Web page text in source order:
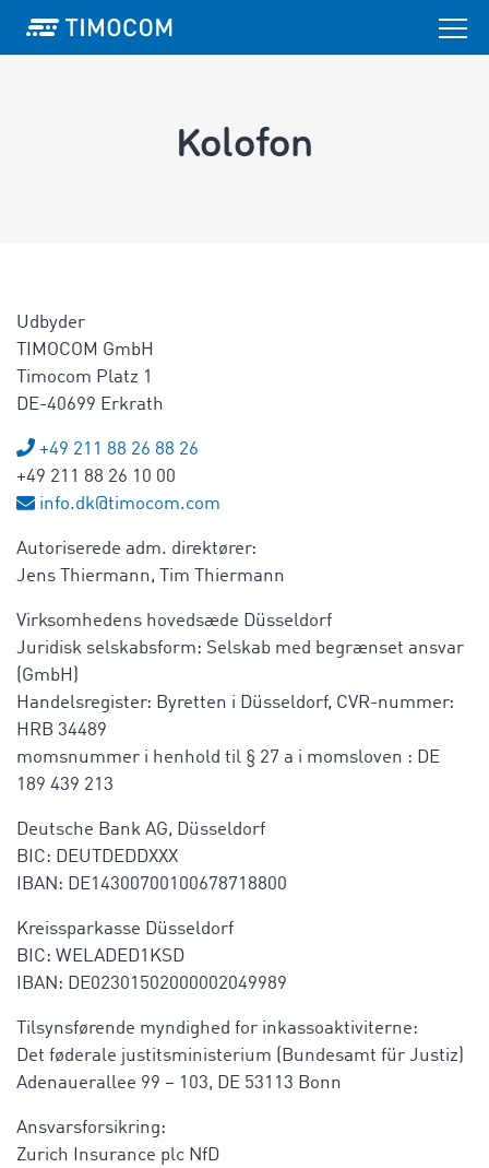
Kolofon
Udbyder
TIMOCOM GmbH
Timocom Platz 1
DE-40699 Erkrath
+49 211 88 26 88 26
+49 211 88 26 10 00
info.dk@timocom.com
Autoriserede adm. direktører:
Jens Thiermann, Tim Thiermann
Virksomhedens hovedsæde Düsseldorf
Juridisk selskabsform: Selskab med begrænset ansvar
(GmbH)
Handelsregister: Byretten i Düsseldorf, CVR-nummer:
HRB 34489
momsnummer i henhold til § 27 a i momsloven : DE
189 439 213
Deutsche Bank AG, Düsseldorf
BIC: DEUTDEDDXXX
IBAN: DE14300700100678718800
Kreissparkasse Düsseldorf
BIC: WELADED1KSD
IBAN: DE02301502000002049989
Tilsynsførende myndighed for inkassoaktiviterne:
Det føderale justitsministerium (Bundesamt für Justiz)
Adenauerallee 99 – 103, DE 53113 Bonn
Ansvarsforsikring:
Zurich Insurance plc NfD